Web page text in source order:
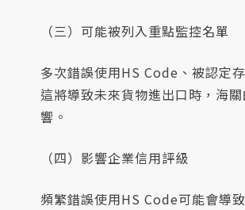
（三）可能被列入重點監控名單
多次錯誤使用HS Code、被認定
這將導致未來貨物進出口時，海
響。
（四）影響企業信用評級
頻繁錯誤使用HS Code可能會導